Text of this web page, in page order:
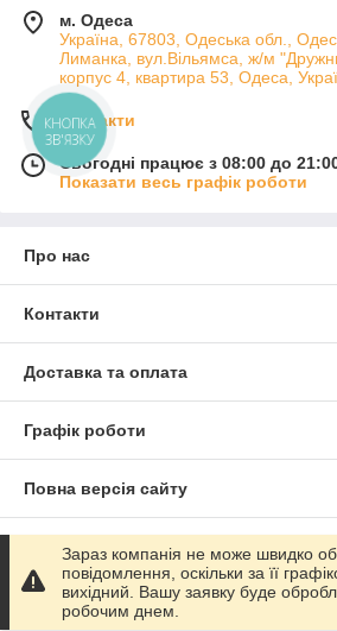
м. Одеса
Україна, 67803, Одеська обл.,
Лиманка, вул.Вільямса, ж/м
корпус 4, квартира 53, Одеса,
Контакти
Сьогодні працює з 08:00 до
Показати весь графік роботи
Про нас
Контакти
Доставка та оплата
Графік роботи
Повна версія сайту
Сайт створено на маркетплейсі
Політика конфіденційності
Зараз компанія не може швидко
повідомлення, оскільки за її
вихідний. Вашу заявку буде
робочим днем.
КНОПКА
ЗВ'ЯЗКУ